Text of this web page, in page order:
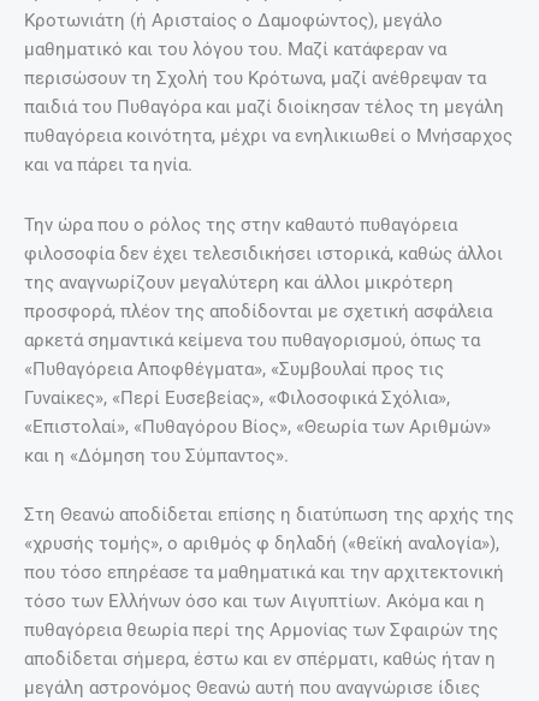
Κροτωνιάτη (ή Αρισταίος ο Δαμοφώντος), μεγάλο
μαθηματικό και του λόγου του. Μαζί κατάφεραν να
περισώσουν τη Σχολή του Κρότωνα, μαζί ανέθρεψαν τα
παιδιά του Πυθαγόρα και μαζί διοίκησαν τέλος τη μεγάλη
πυθαγόρεια κοινότητα, μέχρι να ενηλικιωθεί ο Μνήσαρχος
και να πάρει τα ηνία.
Την ώρα που ο ρόλος της στην καθαυτό πυθαγόρεια
φιλοσοφία δεν έχει τελεσιδικήσει ιστορικά, καθώς άλλοι
της αναγνωρίζουν μεγαλύτερη και άλλοι μικρότερη
προσφορά, πλέον της αποδίδονται με σχετική ασφάλεια
αρκετά σημαντικά κείμενα του πυθαγορισμού, όπως τα
«Πυθαγόρεια Αποφθέγματα», «Συμβουλαί προς τις
Γυναίκες», «Περί Ευσεβείας», «Φιλοσοφικά Σχόλια»,
«Επιστολαί», «Πυθαγόρου Βίος», «Θεωρία των Αριθμών»
και η «Δόμηση του Σύμπαντος».
Στη Θεανώ αποδίδεται επίσης η διατύπωση της αρχής της
«χρυσής τομής», ο αριθμός φ δηλαδή («θεϊκή αναλογία»),
που τόσο επηρέασε τα μαθηματικά και την αρχιτεκτονική
τόσο των Ελλήνων όσο και των Αιγυπτίων. Ακόμα και η
πυθαγόρεια θεωρία περί της Αρμονίας των Σφαιρών της
αποδίδεται σήμερα, έστω και εν σπέρματι, καθώς ήταν η
μεγάλη αστρονόμος Θεανώ αυτή που αναγνώρισε ίδιες